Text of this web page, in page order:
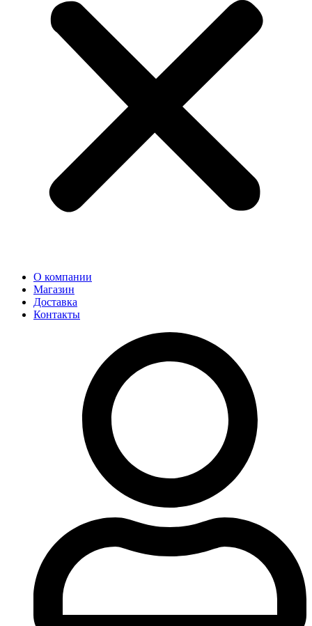
О компании
Магазин
Доставка
Контакты